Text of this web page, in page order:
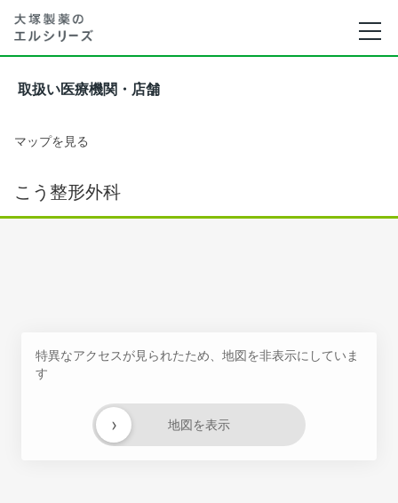
取扱い医療機関・店舗
マップを見る
こう整形外科
特異なアクセスが見られたため、地図を非表示にしていま
す
地図を表示
›